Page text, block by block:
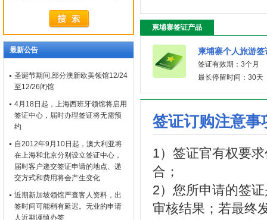
最新公告
圣诞节期间,部分澳新欧美领馆12/24
至12/26闭馆
4月18日起，上海西班牙领馆将启用
签证中心，届时办理签证将无需预
约
自2012年9月10日起，澳大利亚将
在上海和北京分别设立签证中心，
届时客户递交签证申请的地点、递
交方式和费用将会产生变化
近期新加坡领馆严查客人资料，出
签时间可能稍有延迟。无业的申请
人近期谨慎办签
柬埔寨签证产品
柬埔寨个人旅游签
签证有效期：3个月
最长停留时间：30天
签证订购注意事
1）签证官有权要
合；
2）您所申请的签
审核结果；若最终